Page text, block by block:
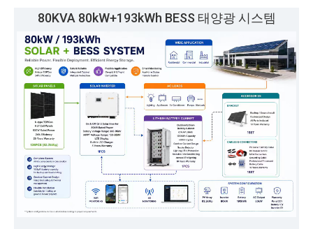
80KVA 80kW+193kWh BESS 태양광 시스템